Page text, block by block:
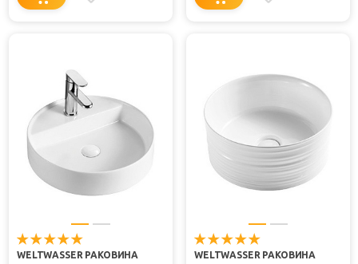
WELTWASSER РАКОВИНА
WELTWASSER РАКОВИНА